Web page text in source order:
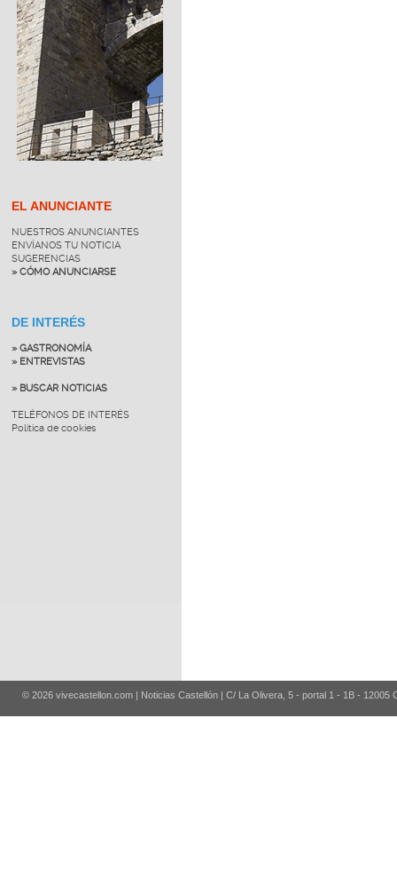
EL ANUNCIANTE
NUESTROS ANUNCIANTES
ENVÍANOS TU NOTICIA
SUGERENCIAS
» CÓMO ANUNCIARSE
DE INTERÉS
» GASTRONOMÍA
» ENTREVISTAS
» BUSCAR NOTICIAS
TELÉFONOS DE INTERÉS
Política de cookies
© 2026 vivecastellon.com | Noticias Castellón | C/ La Olivera, 5 - portal 1 - 1B - 12005